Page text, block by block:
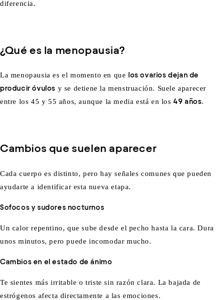
diferencia.
¿Qué es la menopausia?
La menopausia es el momento en que
los ovarios dejan de
producir óvulos y se detiene la menstruación. Suele aparecer
entre los 45 y 55 años, aunque la media está en los49 años.
Cambios que suelen aparecer
Cada cuerpo es distinto, pero hay señales comunes que pueden
ayudarte a identificar esta nueva etapa.
Sofocos y sudores nocturnos
Un calor repentino, que sube desde el pecho hasta la cara. Dura
unos minutos, pero puede incomodar mucho.
Cambios en el estado de ánimo
Te sientes más irritable o triste sin razón clara. La bajada de
estrógenos afecta directamente a las emociones.